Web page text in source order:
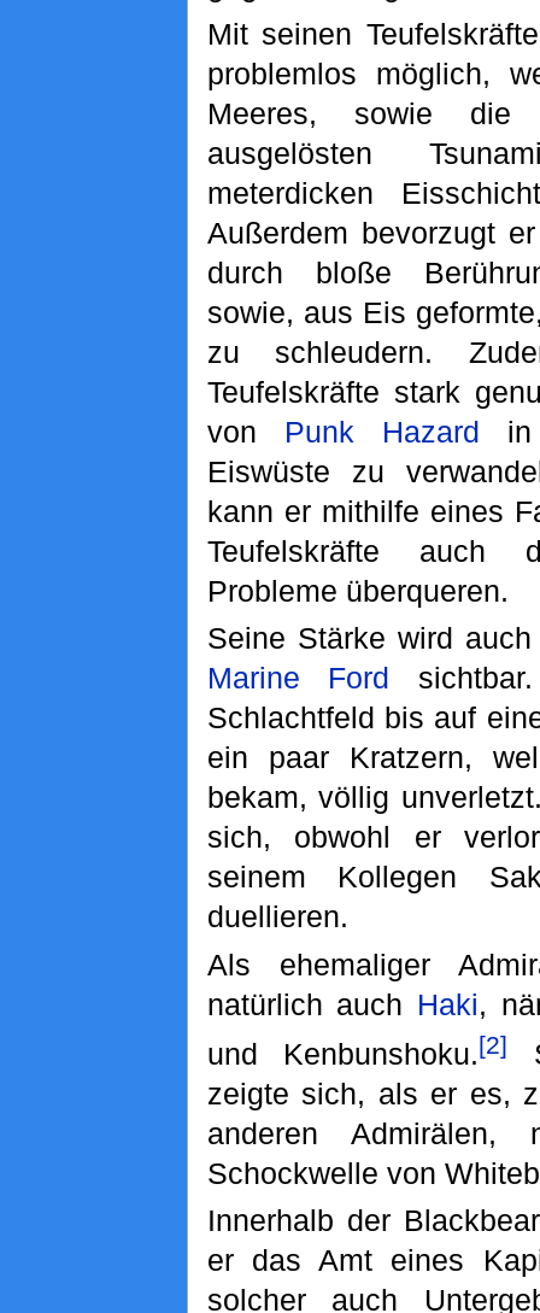
Mit seinen
problemlos möglich,
Meeres, sowie die
ausgelösten
meterdicken
Außerdem bevorzugt
durch bloße
sowie, aus Eis
zu schleudern.
Teufelskräfte stark
von Punk Hazard in
Eiswüste zu
kann er mithilfe eines
Teufelskräfte auch
Probleme überqueren.
Seine Stärke wird
Marine Ford
Schlachtfeld bis auf
ein paar Kratzern,
bekam, völlig
sich, obwohl er
seinem Kollegen
duellieren.
Als ehemaliger
natürlich auch Haki,
und Kenbunshoku.[2]
zeigte sich, als er es,
anderen
Schockwelle von
Innerhalb der
er das Amt eines
solcher auch